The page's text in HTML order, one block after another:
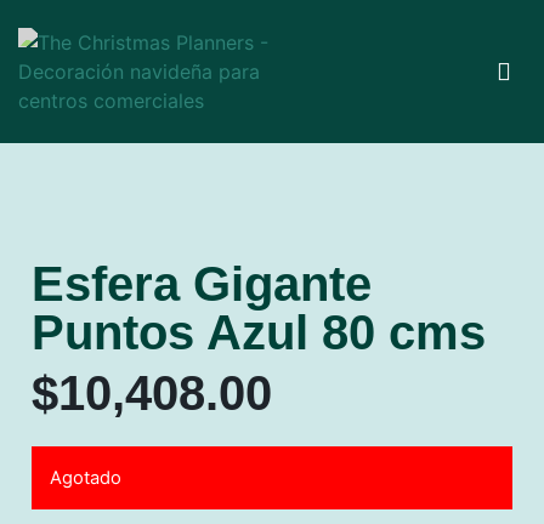
Esfera Gigante
Puntos Azul 80 cms
$10,408.00
Agotado